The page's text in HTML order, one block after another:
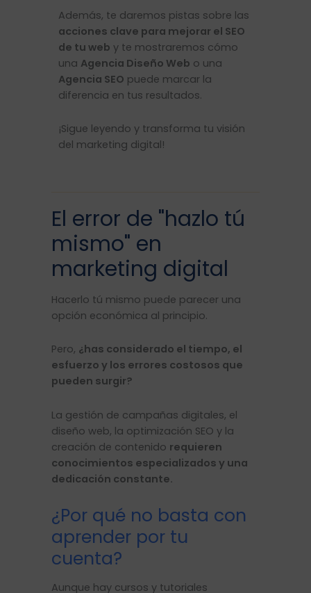
Además, te daremos pistas sobre las
acciones clave para mejorar el SEO
de tu web y te mostraremos cómo
una Agencia Diseño Web o una
Agencia SEO puede marcar la
diferencia en tus resultados.
¡Sigue leyendo y transforma tu visión
del marketing digital!
El error de "hazlo tú
mismo" en
marketing digital
Hacerlo tú mismo puede parecer una
opción económica al principio.
Pero, ¿has considerado el tiempo, el
esfuerzo y los errores costosos que
pueden surgir?
La gestión de campañas digitales, el
diseño web, la optimización SEO y la
creación de contenido requieren
conocimientos especializados y una
dedicación constante.
¿Por qué no basta con
aprender por tu
cuenta?
Aunque hay cursos y tutoriales